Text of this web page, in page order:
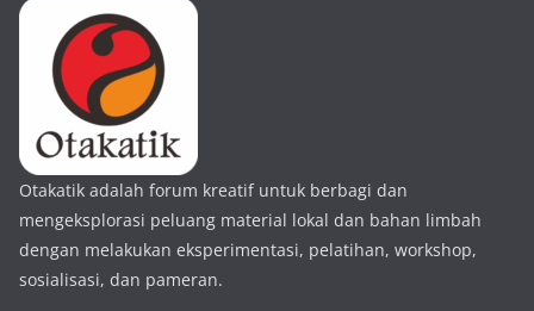
Otakatik adalah forum kreatif untuk berbagi dan
mengeksplorasi peluang material lokal dan bahan limbah
dengan melakukan eksperimentasi, pelatihan, workshop,
sosialisasi, dan pameran.